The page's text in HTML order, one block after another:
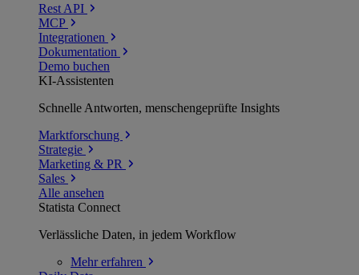
Rest API
MCP
Integrationen
Dokumentation
Demo buchen
KI-Assistenten
Schnelle Antworten, menschengeprüfte Insights
Marktforschung
Strategie
Marketing & PR
Sales
Alle ansehen
Statista Connect
Verlässliche Daten, in jedem Workflow
Mehrerfahren